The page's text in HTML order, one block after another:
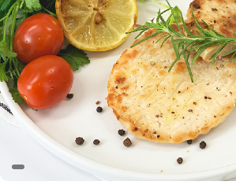
콜라겐/비타민
닭가슴살
헬스용품
커뮤니티